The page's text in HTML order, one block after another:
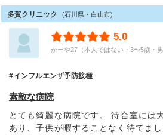
多賀クリニック (石川県・白山市)
5.0
かーや27（本人ではない・3〜5歳・
インフルエンザ予防接種
素敵な病院
とても綺麗な病院です。 待合室には
あり、子供が暇することなく待てま